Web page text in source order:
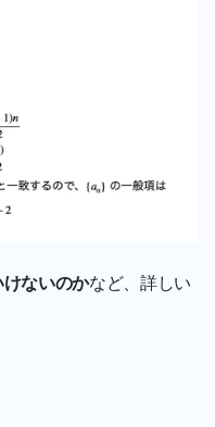
ないのかなど、詳しい